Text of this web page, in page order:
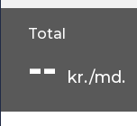
Total
-- kr./md.